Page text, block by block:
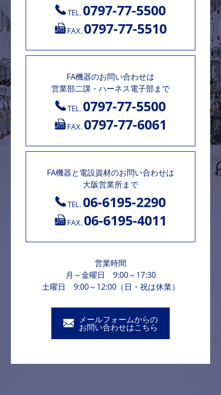
TEL. 0797-77-5500
FAX. 0797-77-5510
FA機器のお問い合わせは
営業部二課・ハーネス電子部まで
TEL. 0797-77-5500
FAX. 0797-77-6061
FA機器と電設資材のお問い合わせは
大阪営業所まで
TEL. 06-6195-2290
FAX. 06-6195-4011
営業時間
月～金曜日 9:00～17:30
土曜日 9:00～12:00（日・祝は休業）
メールフォームからの
お問い合わせはこちら